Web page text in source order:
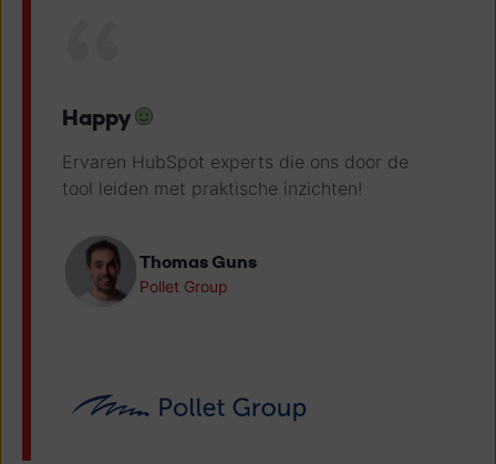
Happy
Ervaren HubSpot experts die ons door de
tool leiden met praktische inzichten!
Thomas Guns
Pollet Group